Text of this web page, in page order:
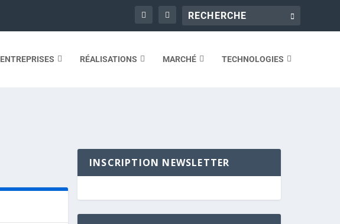
ENTREPRISES RÉALISATIONS MARCHÉ TECHNOLOGIES
INSCRIPTION NEWSLETTER